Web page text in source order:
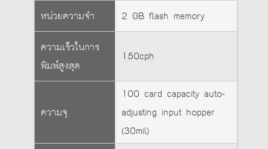
หน่วยความจำ 2 GB flash memory
ความเร็วในการ
พิมพ์สูงสุด
150cph
ความจุ
100 card capacity auto-
adjusting input hopper
(30mil)